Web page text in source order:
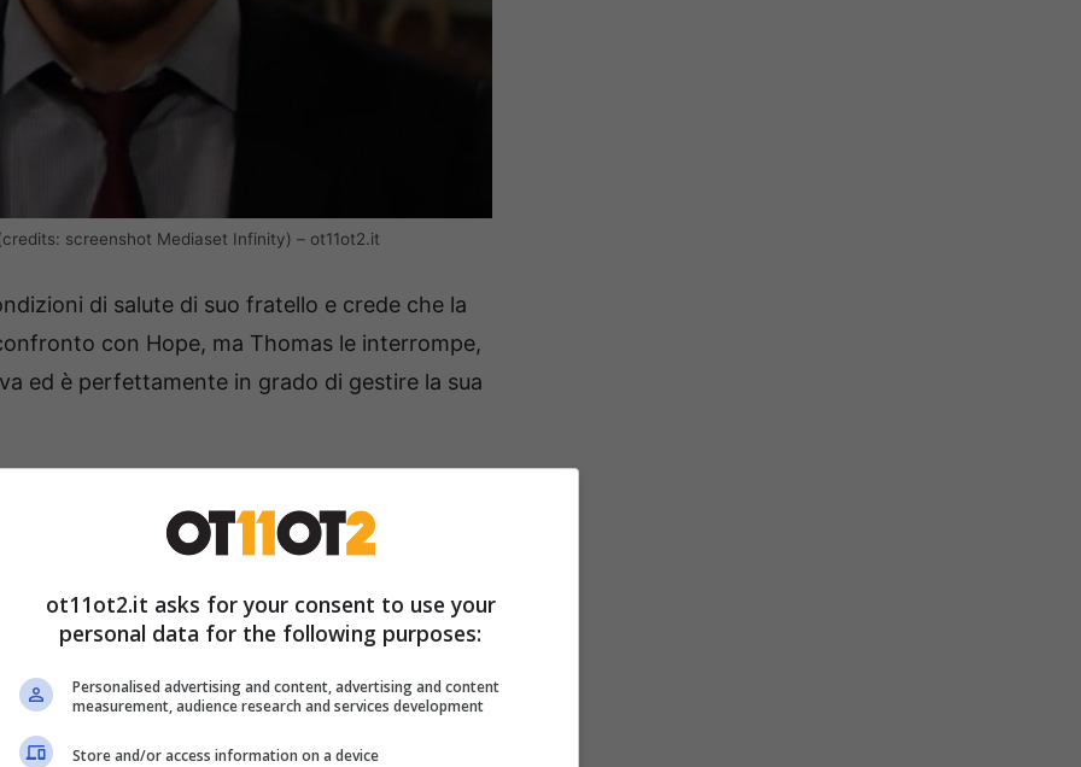
screenshot Mediaset Infinity) – ot11ot2.it
di salute di suo fratello e crede che la
con Hope, ma Thomas le interrompe,
ed è perfettamente in grado di gestire la sua
nei prossimi giorni, ma intanto arrivano
dove le trame sono molto più avanti
Bill pronto a tutto per
illegali
ot11ot2.it asks for your consent to use your
personal data for the following purposes:
Personalised advertising and content, advertising and content
measurement, audience research and services development
Store and/or access information on a device